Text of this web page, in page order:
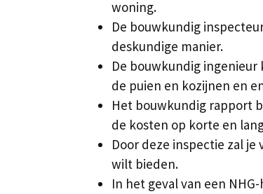
woning.
De bouwkundig
deskundige manier.
De bouwkundig
de puien en kozijnen en
Het bouwkundig rapport
de kosten op korte en
Door deze inspectie zal
wilt bieden.
In het geval van een